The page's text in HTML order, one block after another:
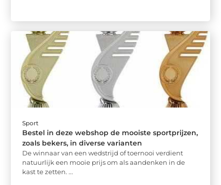
Sport
Bestel in deze webshop de mooiste sportprijzen,
zoals bekers, in diverse varianten
De winnaar van een wedstrijd of toernooi verdient
natuurlijk een mooie prijs om als aandenken in de
kast te zetten. ...